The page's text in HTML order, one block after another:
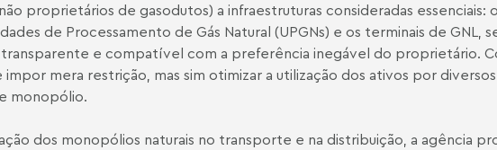
proprietários de gasodutos) a infraestruturas consideradas essenciais:
de Processamento de Gás Natural (UPGNs) e os terminais de GNL,
transparente e compatível com a preferência inegável do proprietário.
mera restrição, mas sim otimizar a utilização dos ativos por
monopólio.
dos monopólios naturais no transporte e na distribuição, a agência